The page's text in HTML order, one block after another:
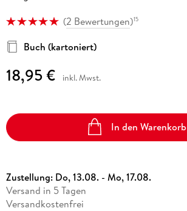
(2 Bewertungen)15
Buch (kartoniert)
18,95 € inkl. Mwst.
In den Warenkorb
Zustellung: Do, 13.08. - Mo, 17.08.
Versand in 5 Tagen
Versandkostenfrei